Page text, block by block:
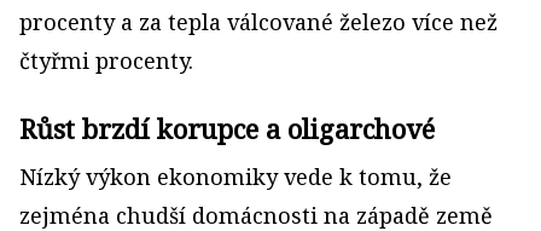
procenty a za tepla válcované železo více než
čtyřmi procenty.
Růst brzdí korupce a oligarchové
Nízký výkon ekonomiky vede k tomu, že
zejména chudší domácnosti na západě země